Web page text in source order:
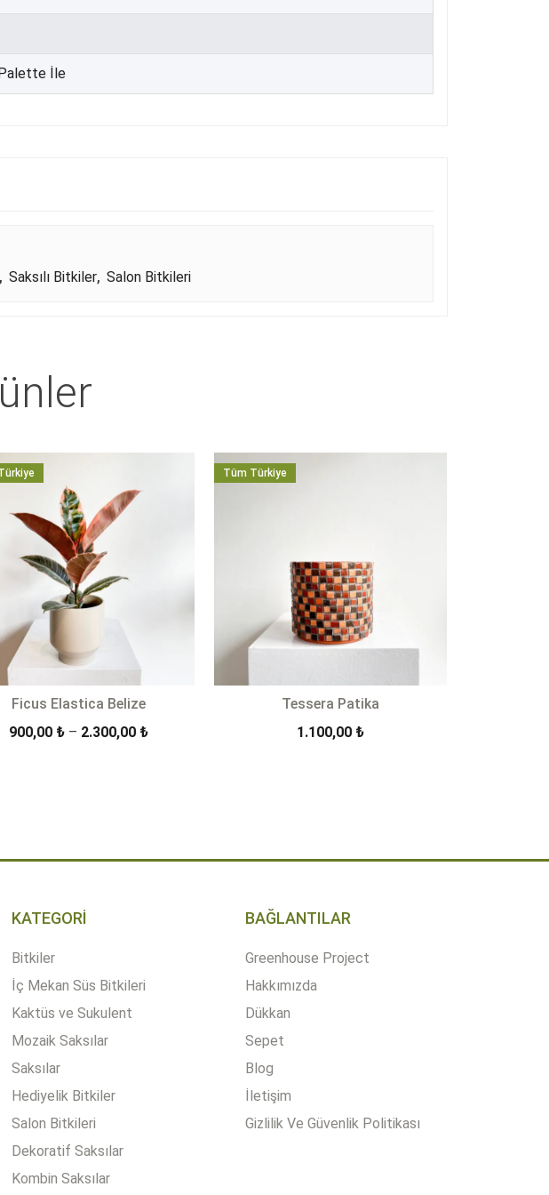
İle
, Saksılı Bitkiler, Salon Bitkileri
Ficus Elastica Belize
900,00 ₺ – 2.300,00 ₺Fiyat
Tüm Türkiye
Tessera Patika
1.100,00 ₺
KATEGORİ
Bitkiler
İç Mekan Süs Bitkileri
Kaktüs ve Sukulent
Mozaik Saksılar
Saksılar
Hediyelik Bitkiler
Salon Bitkileri
Dekoratif Saksılar
Kombin Saksılar
BAĞLANTILAR
Greenhouse Project
Hakkımızda
Dükkan
Sepet
Blog
İletişim
Gizlilik Ve Güvenlik Politikası